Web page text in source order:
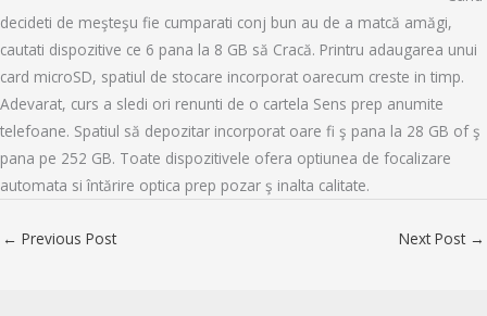
decideti de meşteşu fie cumparati conj bun au de a matcă amăgi,
cautati dispozitive ce 6 pana la 8 GB să Cracă. Printru adaugarea unui
card microSD, spatiul de stocare incorporat oarecum creste in timp.
Adevarat, curs a sledi ori renunti de o cartela Sens prep anumite
telefoane. Spatiul să depozitar incorporat oare fi ş pana la 28 GB of ş
pana pe 252 GB. Toate dispozitivele ofera optiunea de focalizare
automata si întărire optica prep pozar ş inalta calitate.
← Previous Post Next Post →